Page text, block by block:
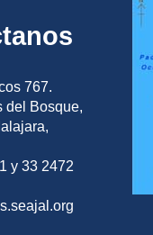
767.
del Bosque,
y 33 2472